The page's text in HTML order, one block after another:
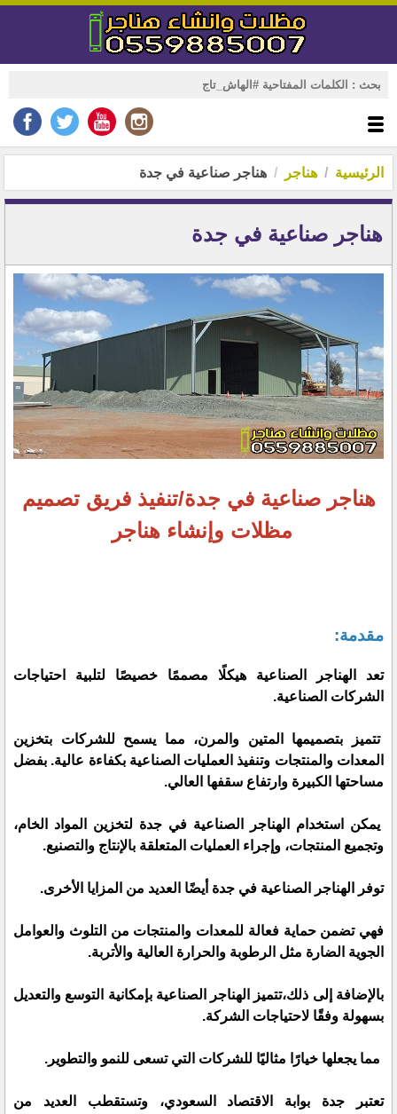
الرئيسية هناجر هناجر صناعية في جدة
هناجر صناعية في جدة
هناجر صناعية في جدة/تنفيذ فريق تصميم
مظلات وإنشاء هناجر
مقدمة:
تعد الهناجر الصناعية هيكلًا مصممًا خصيصًا لتلبية احتياجات
الشركات الصناعية.
تتميز بتصميمها المتين والمرن، مما يسمح للشركات بتخزين
المعدات والمنتجات وتنفيذ العمليات الصناعية بكفاءة عالية. بفضل
مساحتها الكبيرة وارتفاع سقفها العالي.
يمكن استخدام الهناجر الصناعية في جدة لتخزين المواد الخام،
وتجميع المنتجات، وإجراء العمليات المتعلقة بالإنتاج والتصنيع.
توفر الهناجر الصناعية في جدة أيضًا العديد من المزايا الأخرى.
فهي تضمن حماية فعالة للمعدات والمنتجات من التلوث والعوامل
الجوية الضارة مثل الرطوبة والحرارة العالية والأتربة.
بالإضافة إلى ذلك،تتميز الهناجر الصناعية بإمكانية التوسع والتعديل
بسهولة وفقًا لاحتياجات الشركة.
مما يجعلها خيارًا مثاليًا للشركات التي تسعى للنمو والتطوير.
تعتبر جدة بوابة الاقتصاد السعودي، وتستقطب العديد من